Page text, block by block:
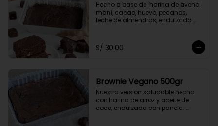
Hecho a base de  harina de avena,
maní, cacao, huevo, pecanas,
leche de almendras, endulzado
S/ 30.00
Brownie Vegano 500gr
Nuestra versión saludable hecha
con harina de arroz y aceite de
coco, endulzada con panela.